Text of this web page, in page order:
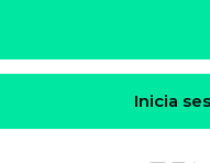
Inicia